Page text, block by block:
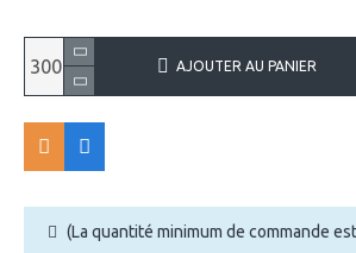
AJOUTER AU PANIER
(La quantité minimum de commande